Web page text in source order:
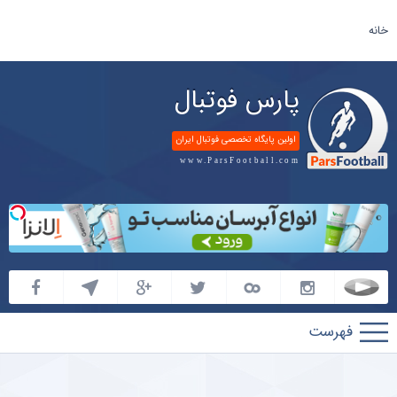
خانه
پارس فوتبال
اولین پایگاه تخصصی فوتبال ایران
www.ParsFootball.com
پارس
فوتبال